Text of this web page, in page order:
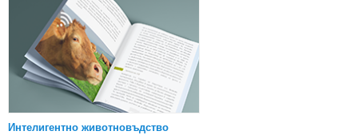
Интелигентно животновъдство